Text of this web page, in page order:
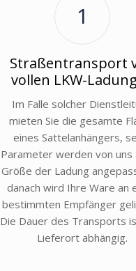
1
Straßentransport
vollen LKW-
Im Falle solcher
mieten Sie die gesamte
eines Sattelanhängers,
Parameter werden von uns
Größe der Ladung
danach wird Ihre Ware an
bestimmten Empfänger
Die Dauer des Transports
Lieferort abhängig.